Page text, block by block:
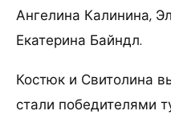
Ангелина Калинина,
Екатерина Байндл.
Костюк и Свитолина
стали победителями